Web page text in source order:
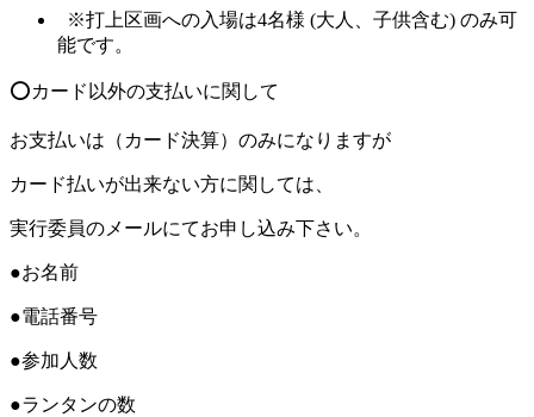
※打上区画への入場は4名様 (大人、子供含む) のみ可
能です。
⭕️カード以外の支払いに関して
お支払いは（カード決算）のみになりますが
カード払いが出来ない方に関しては、
実行委員のメールにてお申し込み下さい。
●お名前
●電話番号
●参加人数
●ランタンの数